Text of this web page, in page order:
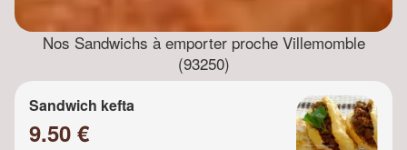
Nos Sandwichs à emporter proche Villemomble
(93250)
Sandwich kefta
9.50 €